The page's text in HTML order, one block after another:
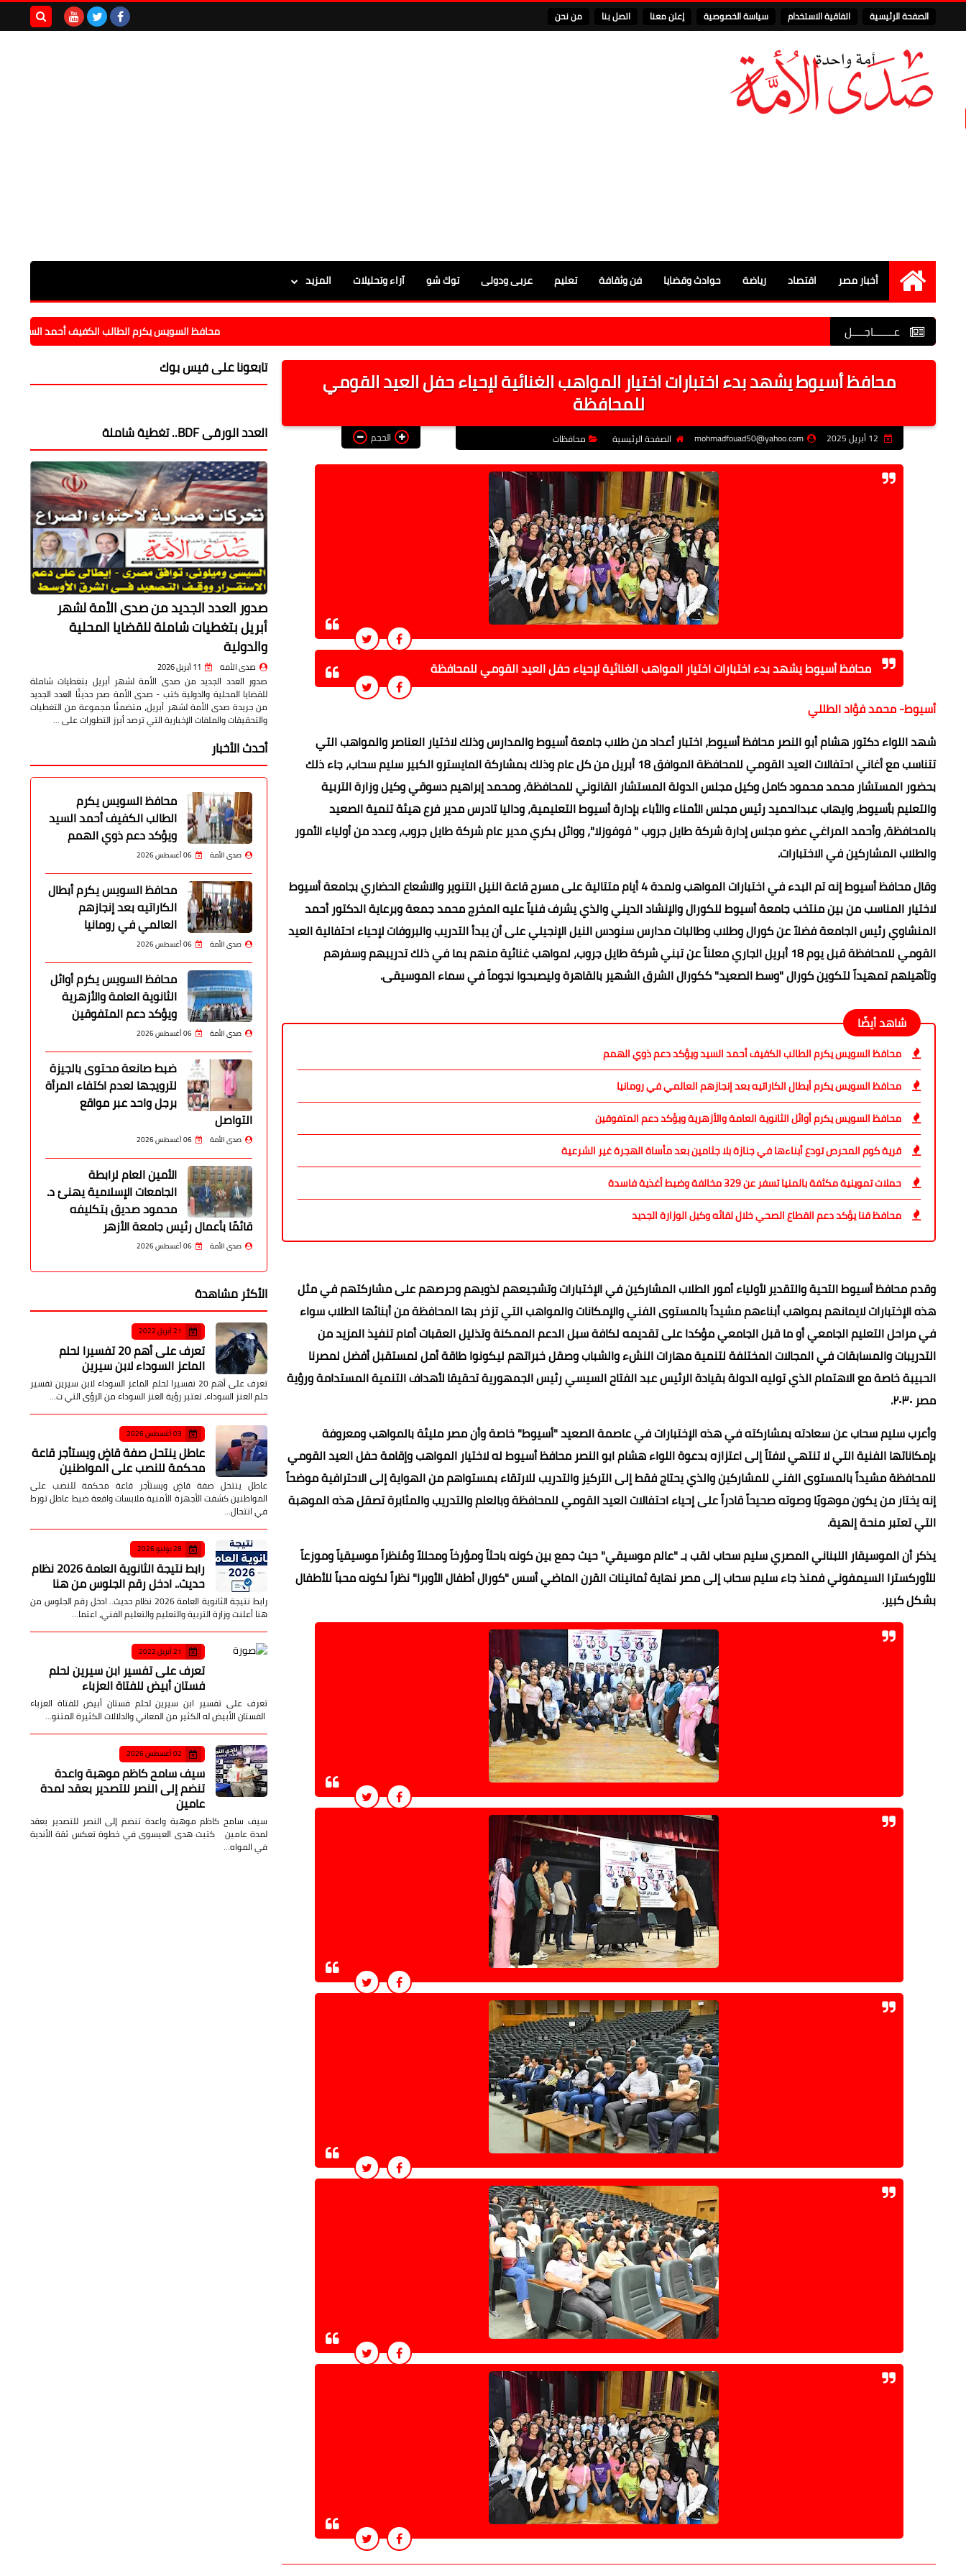
الصفحة الرئيسية اتفاقية الاستخدام سياسة الخصوصية إعلن معنا اتصل بنا من نحن
الرئيسية
أخبار مصر اقتصاد رياضة حوادث وقضايا فن وثقافة تعليم عربى ودولى توك شو آراء وتحليلات المزيد
عـــــــاجــــل محافظ السويس يكرم الطالب الكفيف أحمد السيد ويؤكد دعم ذوي
محافظ أسيوط يشهد بدء اختبارات اختيار المواهب الغنائية لإحياء حفل العيد القومي
للمحافظة
mohmadfouad50@yahoo.com الصفحة الرئيسية محافظات الحجم
محافظ أسيوط يشهد بدء اختبارات اختيار المواهب الغنائية لإحياء حفل العيد القومي للمحافظة
أسيوط- محمد فؤاد الطللي
شهد اللواء دكتور هشام أبو النصر محافظ أسيوط، اختبار أعداد من طلاب جامعة أسيوط والمدارس وذلك لاختيار العناصر والمواهب التي
تتناسب مع أغاني احتفالات العيد القومي للمحافظة الموافق 18 أبريل من كل عام وذلك بمشاركة المايسترو الكبير سليم سحاب، جاء ذلك
بحضور المستشار محمد محمود كامل وكيل مجلس الدولة المستشار القانوني للمحافظة، ومحمد إبراهيم دسوقي وكيل وزارة التربية
والتعليم بأسيوط، وايهاب عبدالحميد رئيس مجلس الأمناء والأباء بإدارة أسيوط التعليمية، وداليا تادرس مدير فرع هيئة تنمية الصعيد
بالمحافظة، وأحمد المراغي عضو مجلس إدارة شركة طايل جروب " فوفوزلا"، ووائل بكري مدير عام شركة طايل جروب، وعدد من أولياء الأمور
والطلاب المشاركين في الاختبارات.
وقال محافظ أسيوط إنه تم البدء في اختبارات المواهب ولمدة 4 أيام متتالية على مسرح قاعة النيل التنوير والاشعاع الحضاري بجامعة أسيوط
لاختيار المناسب من بين منتخب جامعة أسيوط للكورال والإنشاد الديني والذي يشرف فنياً عليه المخرج محمد جمعة وبرعاية الدكتور أحمد
المنشاوي رئيس الجامعة فضلاً عن كورال وطلاب وطالبات مدارس سنودس النيل الإنجيلي على أن يبدأ التدريب والبروفات لإحياء احتفالية العيد
القومي للمحافظة قبل يوم 18 أبريل الجاري معلناً عن تبني شركة طايل جروب، لمواهب غنائية منهم بما في ذلك تدريبهم وسفرهم
وتأهيلهم تمهيداً لتكوين كورال "وسط الصعيد" ككورال الشرق الشهير بالقاهرة وليصبحوا نجوماً في سماء الموسيقى.
شاهد أيضًا
محافظ السويس يكرم الطالب الكفيف أحمد السيد ويؤكد دعم ذوي الهمم
محافظ السويس يكرم أبطال الكاراتيه بعد إنجازهم العالمي في رومانيا
محافظ السويس يكرم أوائل الثانوية العامة والأزهرية ويؤكد دعم المتفوقين
قرية كوم المحرص تودع أبناءها في جنازة بلا جثامين بعد مأساة الهجرة غير الشرعية
حملات تموينية مكثفة بالمنيا تسفر عن 329 مخالفة وضبط أغذية فاسدة
محافظ قنا يؤكد دعم القطاع الصحي خلال لقائه وكيل الوزارة الجديد
وقدم محافظ أسيوط التحية والتقدير لأولياء أمور الطلاب المشاركين في الإختبارات وتشجيعهم لذويهم وحرصهم على مشاركتهم في مثل
هذه الإختبارات لايمانهم بمواهب أبناءهم مشيداً بالمستوى الفني والإمكانات والمواهب التي تزخر بها المحافظة من أبنائها الطلاب سواء
في مراحل التعليم الجامعي أو ما قبل الجامعي مؤكدا على تقديمه لكافة سبل الدعم الممكنة وتذليل العقبات أمام تنفيذ المزيد من
التدريبات والمسابقات في المجالات المختلفة لتنمية مهارات النشء والشباب وصقل خبراتهم ليكونوا طاقة أمل لمستقبل أفضل لمصرنا
الحبيبة خاصة مع الاهتمام الذي توليه الدولة بقيادة الرئيس عبد الفتاح السيسي رئيس الجمهورية تحقيقا لأهداف التنمية المستدامة ورؤية
مصر ٢٠٣٠.
وأعرب سليم سحاب عن سعادته بمشاركته في هذه الإختبارات في عاصمة الصعيد "أسيوط" خاصة وأن مصر مليئة بالمواهب ومعروفة
بإمكاناتها الفنية التي لا تنتهي لافتاً إلى اعتزازه بدعوة اللواء هشام ابو النصر محافظ أسيوط له لاختيار المواهب وإقامة حفل العيد القومي
للمحافظة مشيداً بالمستوى الفني للمشاركين والذي يحتاج فقط إلى التركيز والتدريب للارتقاء بمستواهم من الهواية إلى الاحترافية موضحاً
إنه يختار من يكون موهوبًا وصوته صحيحاً قادراً على إحياء احتفالات العيد القومي للمحافظة وبالعلم والتدريب والمثابرة تصقل هذه الموهبة
التي تعتبر منحة إلهية.
يذكر أن الموسيقار اللبناني المصري سليم سحاب لقب بـ "عالم موسيقي" حيث جمع بين كونه باحثاً ومؤرخاً ومحللاً ومُنظراً موسيقياً وموزعاً
للأوركسترا السيمفوني فمنذ جاء سليم سحاب إلى مصر نهاية ثمانينات القرن الماضي أسس "كورال أطفال الأوبرا" نظراً لكونه محباً للأطفال
بشكل كبير.
تابعونا على فيس بوك
العدد الورقى BDF.. تغطية شاملة
صدور العدد الجديد من صدى الأمة لشهر
أبريل بتغطيات شاملة للقضايا المحلية
والدولية
صدى الأمة 11 أبريل 2026
صدور العدد الجديد من صدى الأمة لشهر أبريل بتغطيات شاملة
للقضايا المحلية والدولية كتب - صدى الأمة صدر حديثًا العدد الجديد
من جريدة صدى الأمة لشهر أبريل، متضمنًا مجموعة من التغطيات
والتحقيقات والملفات الإخبارية التي ترصد أبرز التطورات على …
أحدث الأخبار
محافظ السويس يكرم
الطالب الكفيف أحمد السيد
ويؤكد دعم ذوي الهمم
صدى الأمة 06 أغسطس 2026
محافظ السويس يكرم أبطال
الكاراتيه بعد إنجازهم
العالمي في رومانيا
صدى الأمة 06 أغسطس 2026
محافظ السويس يكرم أوائل
الثانوية العامة والأزهرية
ويؤكد دعم المتفوقين
صدى الأمة 06 أغسطس 2026
ضبط صانعة محتوى بالجيزة
لترويجها لعدم اكتفاء المرأة
برجل واحد عبر مواقع
التواصل
صدى الأمة 06 أغسطس 2026
الأمين العام لرابطة
الجامعات الإسلامية يهنئ د.
محمود صديق بتكليفه
قائمًا بأعمال رئيس جامعة الأزهر
صدى الأمة 06 أغسطس 2026
الأكثر مشاهدة
21 أبريل 2022
تعرف على أهم 20 تفسيرا لحلم
الماعز السوداء لابن سيرين
تعرف على أهم 20 تفسيرا لحلم الماعز السوداء لابن سيرين تفسير
حلم العنز السوداء، تعتبر رؤية العنز السوداء من الرؤى التي ت…
03 أغسطس 2026
عاطل ينتحل صفة قاضٍ ويستأجر قاعة
محكمة للنصب على المواطنين
عاطل ينتحل صفة قاضٍ ويستأجر قاعة محكمة للنصب على
المواطنين كشفت الأجهزة الأمنية ملابسات واقعة ضبط عاطل تورط
في انتحال…
28 يوليو 2026
رابط نتيجة الثانوية العامة 2026 نظام
حديث.. ادخل رقم الجلوس من هنا
رابط نتيجة الثانوية العامة 2026 نظام حديث.. ادخل رقم الجلوس من
هنا أعلنت وزارة التربية والتعليم والتعليم الفني، اعتما…
21 أبريل 2022
تعرف على تفسير ابن سيرين لحلم
فستان أبيض للفتاة العزباء
تعرف على تفسير ابن سيرين لحلم فستان أبيض للفتاة العزباء
الفستان الأبيض له الكثير من المعاني والدلالات الكثيرة المتنو…
02 أغسطس 2026
سيف سامح كاظم موهبة واعدة
تنضم إلى النصر للتصدير بعقد لمدة
عامين
سيف سامح كاظم موهبة واعدة تنضم إلى النصر للتصدير بعقد
لمدة عامين كتبت هدى العيسوى في خطوة تعكس ثقة الأندية
في المواه…